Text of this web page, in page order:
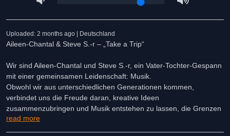
Uploaded: 2 months ago | Deutschland
Aileen-Chantal & Steve S.-r – „Take a Trip“
Wir sind Aileen-Chantal und Steve S.-r, ein Vater-Tochter-Gespann
mit einer gemeinsamen Leidenschaft: Musik.
Obwohl wir aus unterschiedlichen Generationen kommen,
verbindet uns die Freude daran, kreative Ideen
zusammenzubringen und Musik entstehen zu lassen, die Grenzen
zwischen verschiedenen Genres überschreitet.
read more